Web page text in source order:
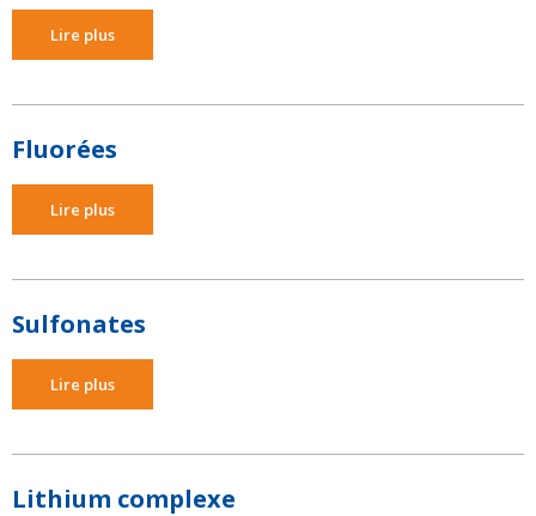
Lire plus
Fluorées
Lire plus
Sulfonates
Lire plus
Lithium complexe